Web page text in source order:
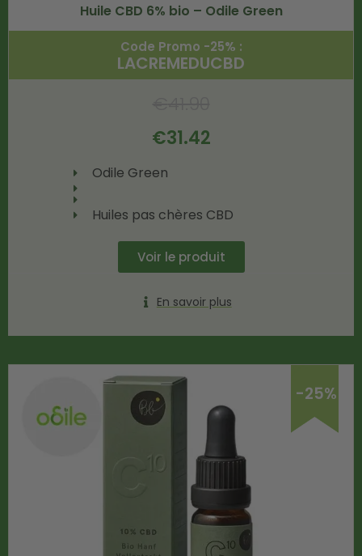
Huile CBD 6% bio – Odile Green
Code Promo -25% :
LACREMEDUCBD
€31.42
Odile Green
Huiles pas chères CBD
Voir le produit
En savoir plus
-25%